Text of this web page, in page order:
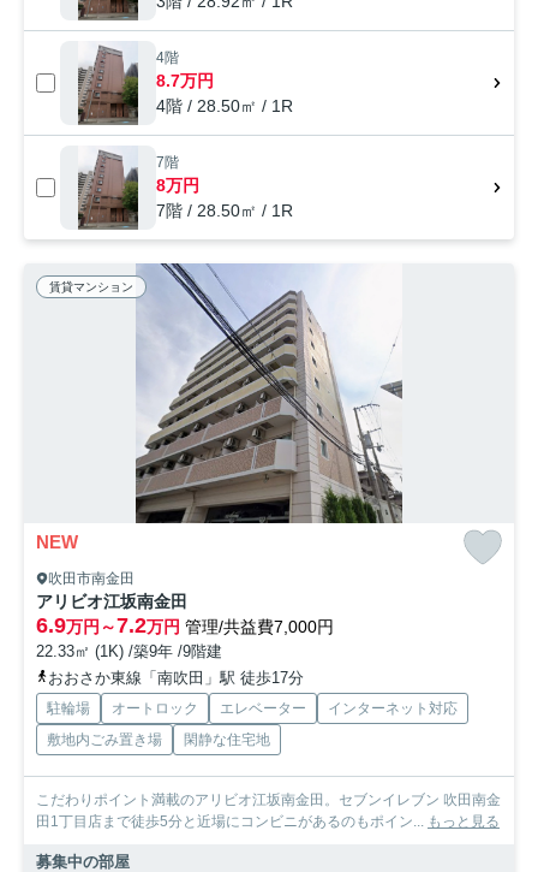
4階
8.7万円
4階 / 28.50㎡ / 1R
7階
8万円
7階 / 28.50㎡ / 1R
賃貸マンション
NEW
吹田市南金田
アリビオ江坂南金田
6.9万円～7.2万円 管理/共益費7,000円
22.33㎡ (1K) /築9年 /9階建
おおさか東線「南吹田」駅 徒歩17分
駐輪場 オートロック エレベーター
インターネット対応
敷地内ごみ置き場
閑静な住宅地
こだわりポイント満載のアリビオ江坂南金田。セブンイレブン 吹田南金
田1丁目店まで徒歩5分と近場にコンビニがあるのもポイン...
もっと見る
募集中の部屋